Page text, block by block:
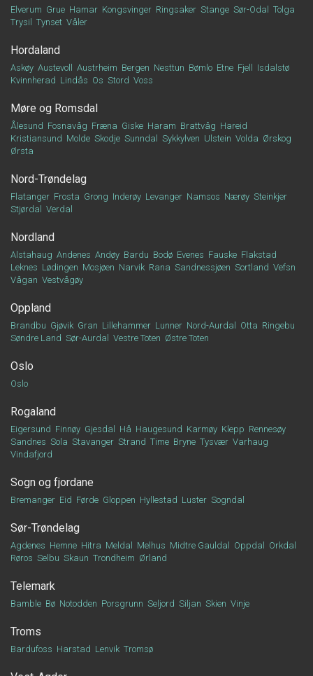
Elverum Grue Hamar Kongsvinger Ringsaker Stange Sør-Odal
Tolga
Trysil
Tynset Våler
Hordaland
Askøy Austevoll Austrheim Bergen Nesttun Bømlo Etne Fjell
Isdalstø
Kvinnherad Lindås Os Stord Voss
Møre og Romsdal
Ålesund Fosnavåg Fræna Giske Haram Brattvåg Hareid
Kristiansund Molde Skodje Sunndal Sykkylven Ulstein Volda Ørskog
Ørsta
Nord-Trøndelag
Flatanger Frosta Grong Inderøy Levanger Namsos Nærøy Steinkjer
Stjørdal
Verdal
Nordland
Alstahaug Andenes Andøy Bardu Bodø Evenes Fauske Flakstad
Leknes Lødingen Mosjøen Narvik Rana Sandnessjøen Sortland Vefsn
Vågan Vestvågøy
Oppland
Brandbu Gjøvik Gran Lillehammer Lunner Nord-Aurdal Otta Ringebu
Søndre Land Sør-Aurdal Vestre Toten Østre Toten
Oslo
Oslo
Rogaland
Eigersund Finnøy Gjesdal Hå Haugesund Karmøy Klepp Rennesøy
Sandnes Sola Stavanger Strand Time Bryne Tysvær Varhaug
Vindafjord
Sogn og fjordane
Bremanger Eid Førde Gloppen Hyllestad Luster Sogndal
Sør-Trøndelag
Agdenes Hemne Hitra Meldal Melhus Midtre Gauldal Oppdal
Orkdal
Røros Selbu Skaun Trondheim Ørland
Telemark
Bamble Bø Notodden Porsgrunn Seljord Siljan Skien Vinje
Troms
Bardufoss Harstad Lenvik Tromsø